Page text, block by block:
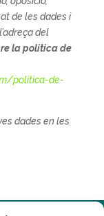
de les dades i
del
la política de
politica-de-
dades en les